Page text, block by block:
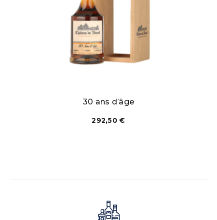
30 ans d’âge
292,50€